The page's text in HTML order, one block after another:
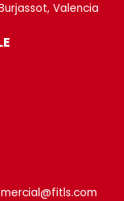
Valencia